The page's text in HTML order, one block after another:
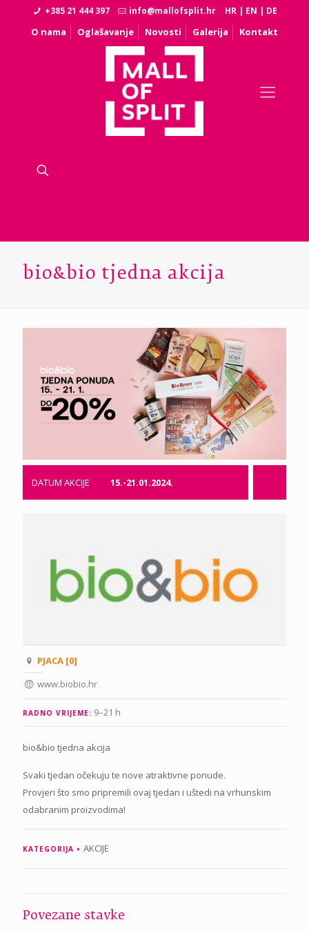
+385 21 444 397 info@mallofsplit.hr HR | EN | DE
O nama Oglašavanje Novosti Galerija Kontakt
bio&bio tjedna akcija
DATUM AKCIJE 15.-21.01.2024.
PJACA [0]
www.biobio.hr
RADNO VRIJEME: 9–21 h
bio&bio tjedna akcija
Svaki tjedan očekuju te nove atraktivne ponude.
Provjeri što smo pripremili ovaj tjedan i uštedi na vrhunskim
odabranim proizvodima!
KATEGORIJA AKCIJE
Povezane stavke